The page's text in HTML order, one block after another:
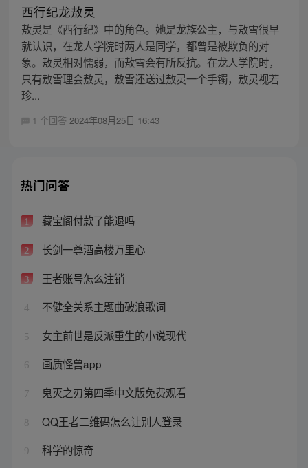
西行纪龙敖灵
敖灵是《西行纪》中的角色。她是龙族公主，与敖雪很早
就认识，在龙人学院时两人是同学，都曾是被欺负的对
象。敖灵相对懦弱，而敖雪会有所反抗。在龙人学院时，
只有敖雪理会敖灵，敖雪还送过敖灵一个手镯，敖灵视若
珍...
1 个回答 2024年08月25日 16:43
热门问答
1 藏宝阁付款了能退吗
2 长剑一尊酒高楼万里心
3 王者账号怎么注销
4 不健全关系主题曲破浪歌词
5 女主前世是反派重生的小说现代
6 画质怪兽app
7 鬼灭之刃第四季中文版免费观看
8 QQ王者二维码怎么让别人登录
9 科学的惊奇